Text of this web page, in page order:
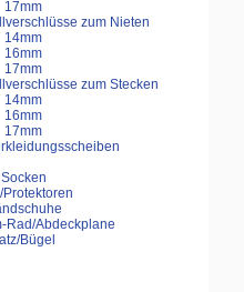
17mm
zum Nieten
14mm
16mm
17mm
zum Stecken
14mm
16mm
17mm
Rad/Abdeckplane
Bügel